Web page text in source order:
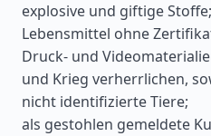
explosive und giftige Stoffe;
Lebensmittel ohne
Druck- und
und Krieg verherrlichen,
nicht identifizierte Tiere;
als gestohlen gemeldete